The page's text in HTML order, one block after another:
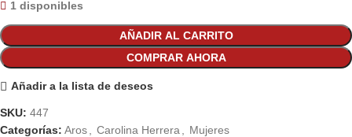
1 disponibles
AÑADIR AL CARRITO
COMPRAR AHORA
Añadir a la lista de deseos
SKU: 447
Categorías: Aros Carolina Herrera Mujeres